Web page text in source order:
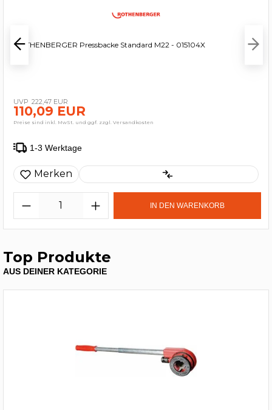
ROTHENBERGER Pressbacke Standard M22 - 015104X
222,47 EUR
110,09 EUR
Preise sind inkl. MwSt. und ggf. zzgl. Versandkosten
1-3 Werktage
Merken
IN DEN WARENKORB
Top Produkte
AUS DEINER KATEGORIE